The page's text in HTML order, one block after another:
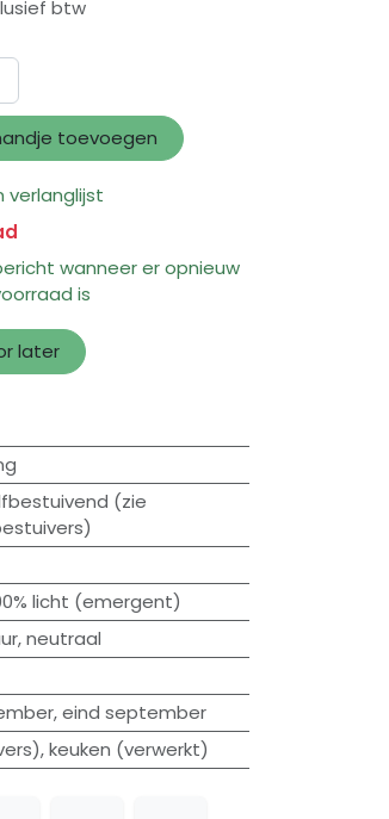
btw
toevoegen
verlanglijst
wanneer er opnieuw
is
later
(zie
licht (emergent)
,neutraal
,eind september
,keuken (verwerkt)